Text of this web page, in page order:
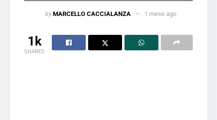
by MARCELLO CACCIALANZA 1 mese ago
1k
SHARES